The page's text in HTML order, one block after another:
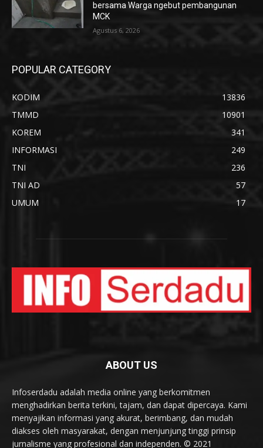
bersama Warga ngebut pembangunan
MCK
Agustus 6, 2026
POPULAR CATEGORY
KODIM
13836
TMMD
10901
KOREM
341
INFORMASI
249
TNI
236
TNI AD
57
UMUM
17
ABOUT US
Infoserdadu adalah media online yang berkomitmen
menghadirkan berita terkini, tajam, dan dapat dipercaya. Kami
menyajikan informasi yang akurat, berimbang, dan mudah
diakses oleh masyarakat, dengan menjunjung tinggi prinsip
jurnalisme yang profesional dan independen. © 2021